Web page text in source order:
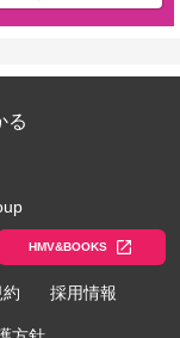
る
HMV&BOOKS
採用情報